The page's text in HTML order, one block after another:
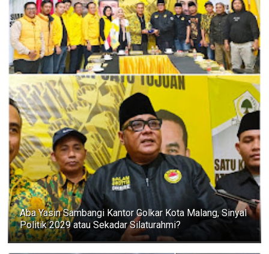
Aba Yasin Sambangi Kantor Golkar Kota Malang, Sinyal
Politik 2029 atau Sekadar Silaturahmi?